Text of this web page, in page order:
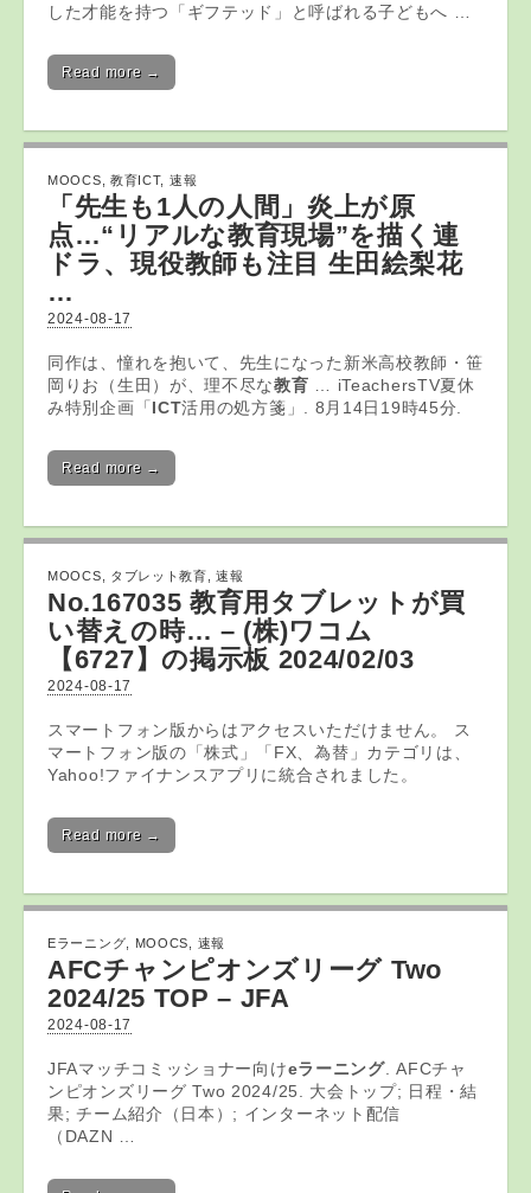
した才能を持つ「ギフテッド」と呼ばれる子どもへ …
Read more →
MOOCS 教育ICT, 速報
「先生も1人の人間」炎上が原
点…“リアルな教育現場”を描く連
ドラ、現役教師も注目 生田絵梨花
…
2024-08-17
同作は、憧れを抱いて、先生になった新米高校教師・笹
岡りお（生田）が、理不尽な教育 … iTeachersTV夏休
み特別企画「 ICT活用の処方箋」. 8月14日19時45分.
Read more →
MOOCS タブレット教育 ,速報
No.167035 教育用 タブレット が買
い替えの時… – (株)ワコム
【6727】の掲示板 2024/02/03
2024-08-17
スマートフォン版からはアクセスいただけません。 ス
マートフォン版の「株式」「FX、為替」カテゴリは、
Yahoo!ファイナンスアプリに統合されました。
Read more →
Eラーニング MOOCS 速報
AFCチャンピオンズリーグ Two
2024/25 TOP – JFA
2024-08-17
JFAマッチコミッショナー向けeラーニング. AFCチャ
ンピオンズリーグ Two 2024/25. 大会トップ; 日程・結
果; チーム紹介（日本）; インターネット配信
（DAZN …